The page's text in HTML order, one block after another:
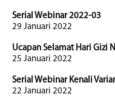
Serial Webinar 2022-03
29 Januari 2022
Ucapan Selamat Hari Gizi
25 Januari 2022
Serial Webinar Kenali
22 Januari 2022